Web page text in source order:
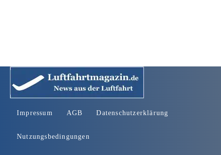
Impressum AGB Datenschutzerklärung
Nutzungsbedingungen